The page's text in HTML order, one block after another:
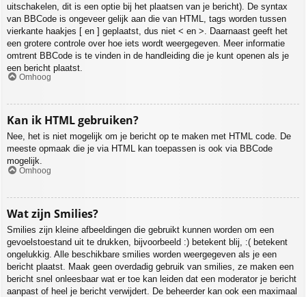
uitschakelen, dit is een optie bij het plaatsen van je bericht). De syntax
van BBCode is ongeveer gelijk aan die van HTML, tags worden tussen
vierkante haakjes [ en ] geplaatst, dus niet < en >. Daarnaast geeft het
een grotere controle over hoe iets wordt weergegeven. Meer informatie
omtrent BBCode is te vinden in de handleiding die je kunt openen als je
een bericht plaatst.
Omhoog
Kan ik HTML gebruiken?
Nee, het is niet mogelijk om je bericht op te maken met HTML code. De
meeste opmaak die je via HTML kan toepassen is ook via BBCode
mogelijk.
Omhoog
Wat zijn Smilies?
Smilies zijn kleine afbeeldingen die gebruikt kunnen worden om een
gevoelstoestand uit te drukken, bijvoorbeeld :) betekent blij, :( betekent
ongelukkig. Alle beschikbare smilies worden weergegeven als je een
bericht plaatst. Maak geen overdadig gebruik van smilies, ze maken een
bericht snel onleesbaar wat er toe kan leiden dat een moderator je bericht
aanpast of heel je bericht verwijdert. De beheerder kan ook een maximaal